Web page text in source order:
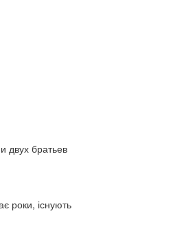
двух братьев
роки, існують